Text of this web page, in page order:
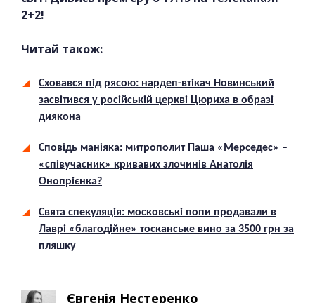
2+2!
Читай також:
Сховався під рясою: нардеп-втікач Новинський
засвітився у російській церкві Цюриха в образі
диякона
Сповідь маніяка: митрополит Паша «Мерседес» –
«співучасник» кривавих злочинів Анатолія
Онопрієнка?
Свята спекуляція: московські попи продавали в
Лаврі «благодійне» тосканське вино за 3500 грн за
пляшку
Євгенія Нестеренко